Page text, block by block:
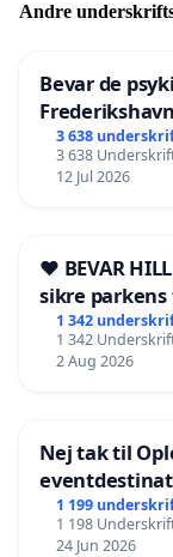
Andre
Bevar de
Frederikshavn
3 638
3 638
12 Jul 2026
❤️ BEVAR
sikre
1 342
1 342
2 Aug 2026
Nej tak til
lokalområde i
1 199
1 198
24 Jun 2026